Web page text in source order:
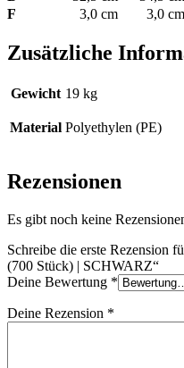
F
3,0 cm 3,0 cm
Zusätzliche
Gewicht 19 kg
Material Polyethylen (PE)
Rezensionen
Es gibt noch keine
Schreibe die erste Rezension
(700 Stück) | SCHWARZ“
Deine Bewertung *
Deine Rezension *